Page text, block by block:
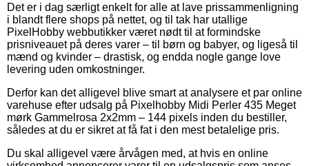
Det er i dag særligt enkelt for alle at lave prissammenligning
i blandt flere shops på nettet, og til tak har utallige
PixelHobby webbutikker været nødt til at formindske
prisniveauet på deres varer – til børn og babyer, og ligeså til
mænd og kvinder – drastisk, og endda nogle gange love
levering uden omkostninger.
Derfor kan det alligevel blive smart at analysere et par online
varehuse efter udsalg på Pixelhobby Midi Perler 435 Meget
mørk Gammelrosa 2x2mm – 144 pixels inden du bestiller,
således at du er sikret at få fat i den mest betalelige pris.
Du skal alligevel være årvågen med, at hvis en online